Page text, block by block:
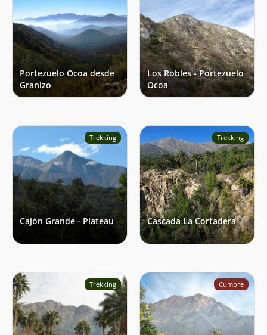
Portezuelo Ocoa desde
Granizo
Los Robles - Portezuelo
Ocoa
Trekking
Cajón Grande - Plateau
Trekking
Cascada La Cortadera
Trekking Cumbre